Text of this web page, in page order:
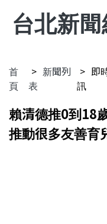
台北新
首
頁
新聞列
表
即
訊
賴清德推0到18
推動很多友善育